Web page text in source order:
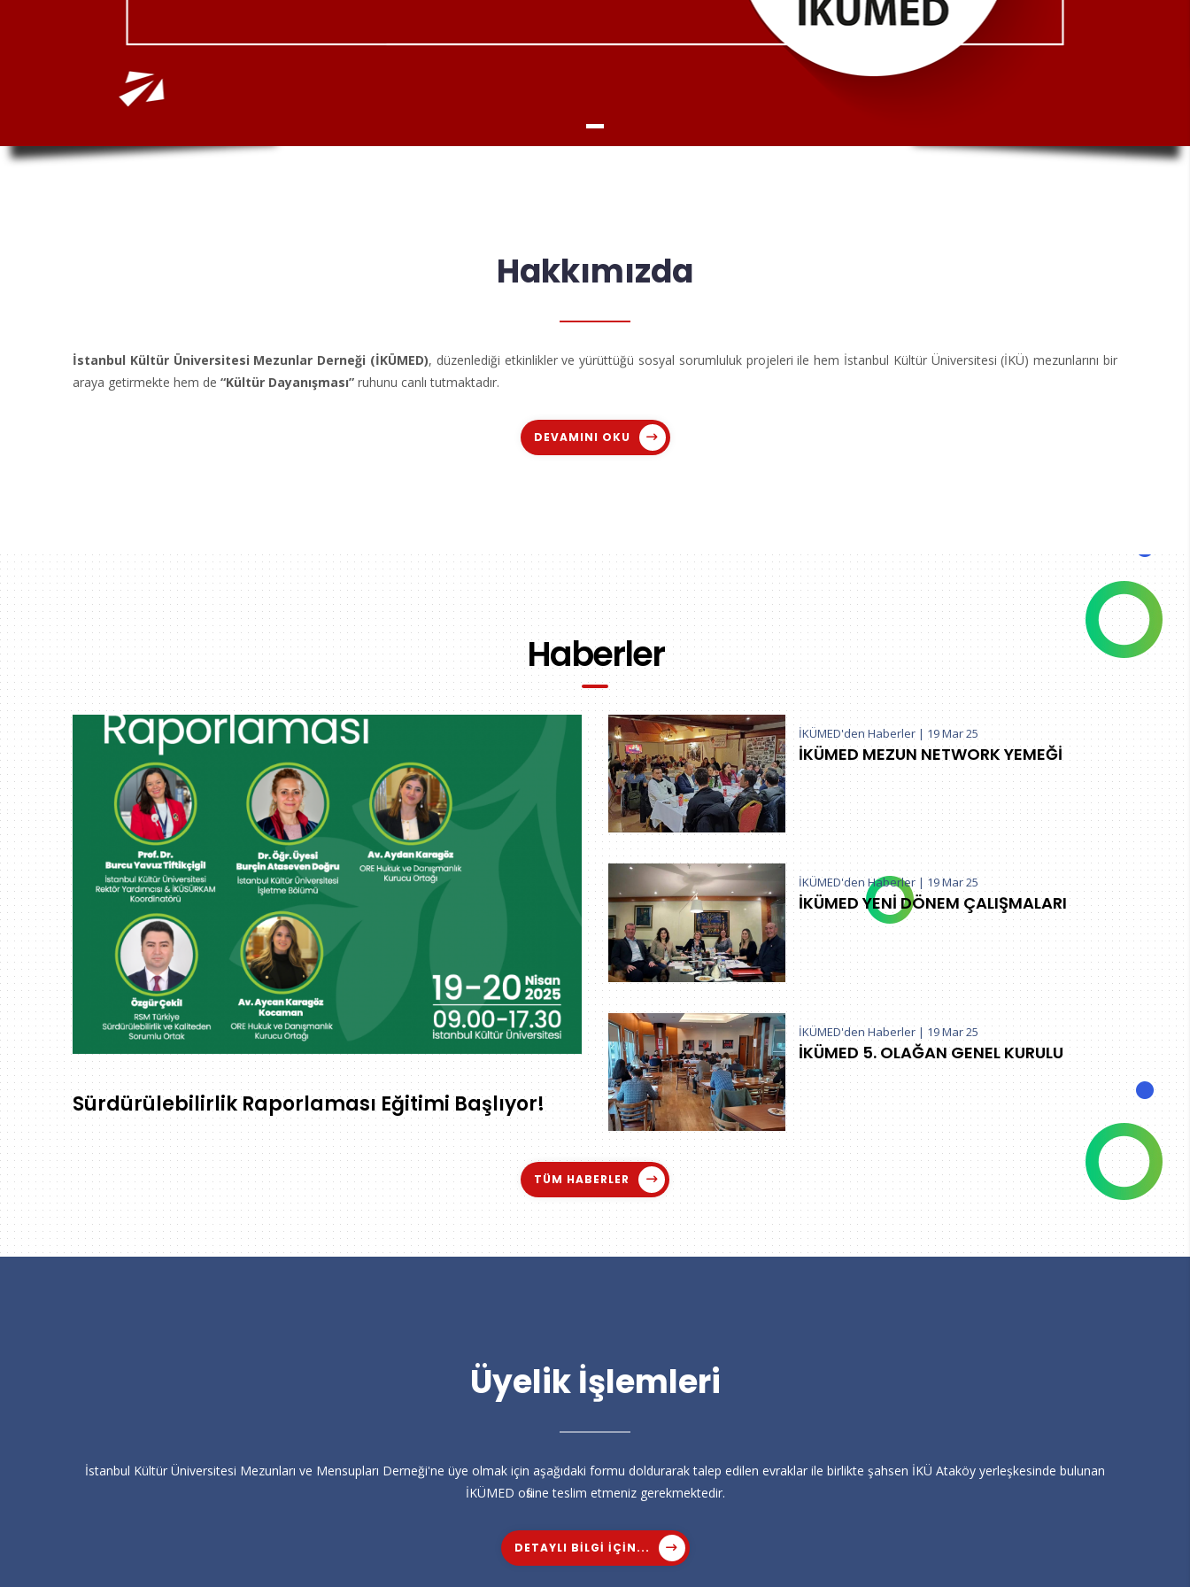
Hakkımızda
İstanbul Kültür Üniversitesi Mezunlar Derneği (İKÜMED), düzenlediği etkinlikler ve yürüttüğü sosyal sorumluluk projeleri ile hem İstanbul Kültür Üniversitesi (İKÜ) mezunlarını bir
araya getirmekte hem de “Kültür Dayanışması” ruhunu canlı tutmaktadır.
DEVAMINI OKU
Haberler
Sürdürülebilirlik Raporlaması Eğitimi Başlıyor!
İKÜMED'den Haberler | 19 Mar 25
İKÜMED MEZUN NETWORK YEMEĞİ
İKÜMED'den Haberler | 19 Mar 25
İKÜMED YENİ DÖNEM ÇALIŞMALARI
İKÜMED'den Haberler | 19 Mar 25
İKÜMED 5. OLAĞAN GENEL KURULU
TÜM HABERLER
Üyelik İşlemleri
İstanbul Kültür Üniversitesi Mezunları ve Mensupları Derneği'ne üye olmak için aşağıdaki formu doldurarak talep edilen evraklar ile birlikte şahsen İKÜ Ataköy yerleşkesinde bulunan
İKÜMED ofisine teslim etmeniz gerekmektedir.
DETAYLI BILGI IÇIN...